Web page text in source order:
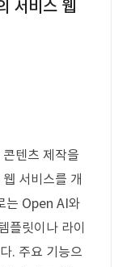
서비스 웹
텐츠 제작을
서비스를 개
는 Open AI와
플릿이나 라이
. 주요 기능으